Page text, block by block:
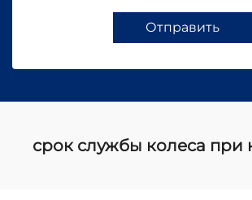
Отправить
срок службы колеса при